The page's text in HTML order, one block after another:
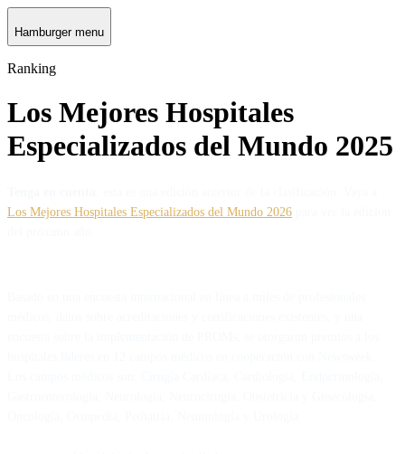
Hamburger menu
Ranking
Los Mejores Hospitales
Especializados del Mundo 2025
Los Mejores Hospitales Especializados del Mundo 2026